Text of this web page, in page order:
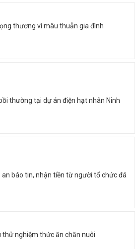
thương vì mâu thuẫn gia đình
thường tại dự án điện hạt nhân Ninh
an báo tin, nhận tiền từ người tổ chức đá
thử nghiệm thức ăn chăn nuôi